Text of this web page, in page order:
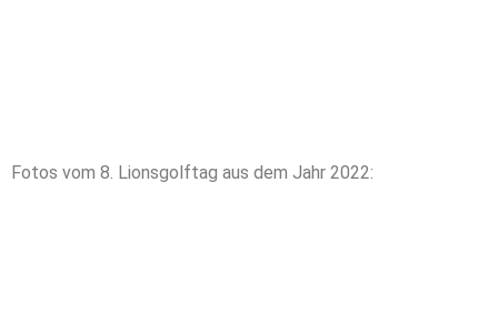
Fotos vom 8. Lionsgolftag aus dem Jahr 2022: